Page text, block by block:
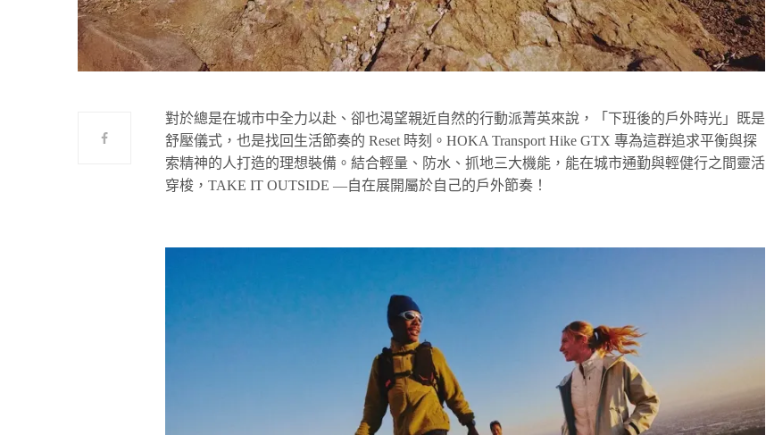
對於總是在城市中全力以赴、卻也渴望親近自然的行動派菁英來說，「下班後的戶外時光」既是
舒壓儀式，也是找回生活節奏的 Reset 時刻。HOKA Transport Hike GTX 專為這群追求平衡與探
索精神的人打造的理想裝備。結合輕量、防水、抓地三大機能，能在城市通勤與輕健行之間靈活
穿梭，TAKE IT OUTSIDE —自在展開屬於自己的戶外節奏！